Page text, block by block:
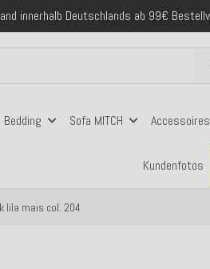
erfolgreich versendete Bestellungen
mit Klarna, PayPal & Amazon Pay
Bedding Sofa MITCH Accessoires
Kundenfotos
lila mais col. 204